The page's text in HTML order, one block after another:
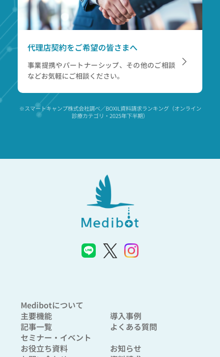
代理店契約をご希望の皆さまへ
事業提携やパートナーシップ、その他のご相談
などお気軽にご相談ください。
※スマートキャンプ株式会社調べ／BOXIL資料請求ランキング（オンライン
診療カテゴリ・2025年下半期）
Medibotについて
主要機能
導入事例
記事一覧
よくある質問
セミナー・イベント
お役立ち資料
お知らせ